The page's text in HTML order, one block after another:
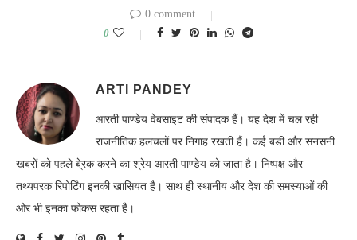
0 comment
0
ARTI PANDEY
आरती पाण्डेय वेबसाइट की संपादक हैं। यह देश में चल रही
राजनीतिक हलचलों पर निगाह रखती हैं। कई बडी और सनसनी
खबरों को पहले बे्रक करने का श्रेय आरती पाण्डेय को जाता है। निष्पक्ष और
तथ्यपरक रिपोर्टिंग इनकी खासियत है। साथ ही स्थानीय और देश की समस्याओं की
ओर भी इनका फोकस रहता है।